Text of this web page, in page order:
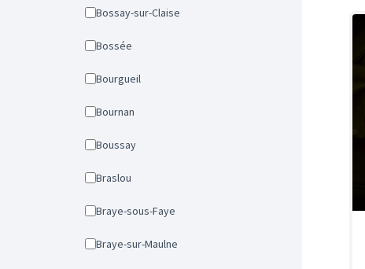
Bossay-sur-Claise
Bossée
Bourgueil
Bournan
Boussay
Braslou
Braye-sous-Faye
Braye-sur-Maulne